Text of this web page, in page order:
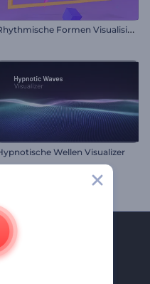
R
hythmische Formen Visualisierer
Wellen Visualizer